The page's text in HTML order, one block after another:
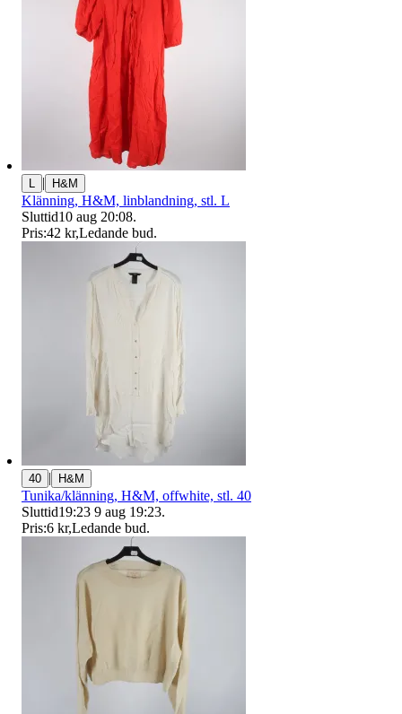
L | H&M
Klänning, H&M, linblandning, stl. L
Sluttid10 aug 20:08.
Pris:42 kr,Ledande bud.
40 | H&M
Tunika/klänning, H&M, offwhite, stl. 40
Sluttid19:23 9 aug 19:23.
Pris:6 kr,Ledande bud.